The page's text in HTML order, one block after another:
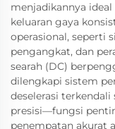
menjadikannya
keluaran gaya
operasional, seperti
pengangkat, dan
searah (DC)
dilengkapi sistem
deselerasi
presisi—fungsi
penempatan akurat